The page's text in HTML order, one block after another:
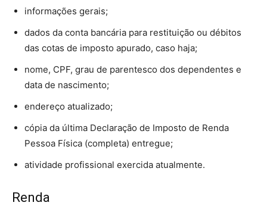
informações gerais;
dados da conta bancária para restituição ou débitos
das cotas de imposto apurado, caso haja;
nome, CPF, grau de parentesco dos dependentes e
data de nascimento;
endereço atualizado;
cópia da última Declaração de Imposto de Renda
Pessoa Física (completa) entregue;
atividade profissional exercida atualmente.
Renda